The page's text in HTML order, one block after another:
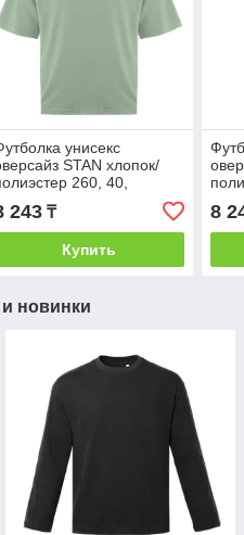
унисекс
STAN хлопок/
260, 40,
Светло-оливковый, (136)
S)
243₸
Купить
(48/
8
новинки